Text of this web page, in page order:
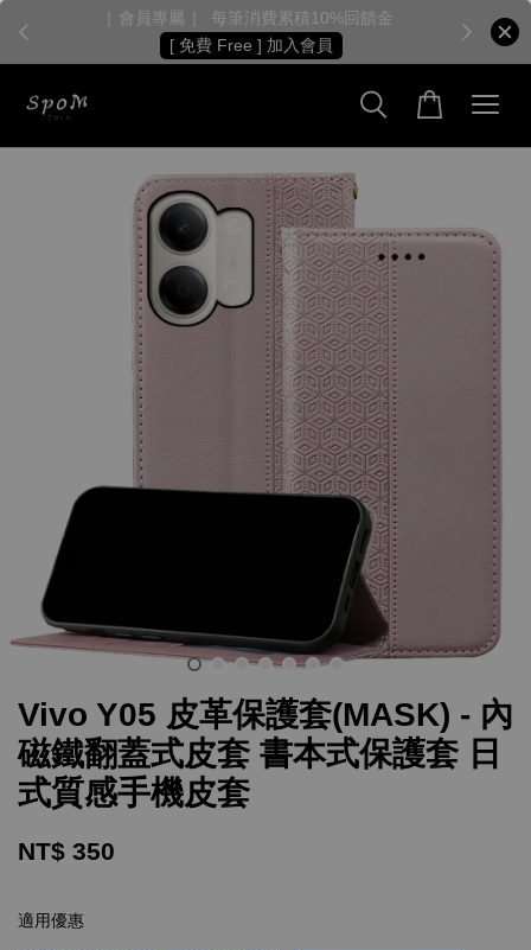
［ 會員首購 ］ 第一筆訂單折30元
全館滿 $590元 免運
Vivo Y05 皮革保護套(MASK) - 內
磁鐵翻蓋式皮套 書本式保護套 日
式質感手機皮套
NT$ 350
適用優惠